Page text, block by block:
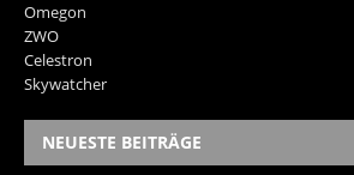
Omegon
ZWO
Celestron
Skywatcher
NEUESTE BEITRÄGE